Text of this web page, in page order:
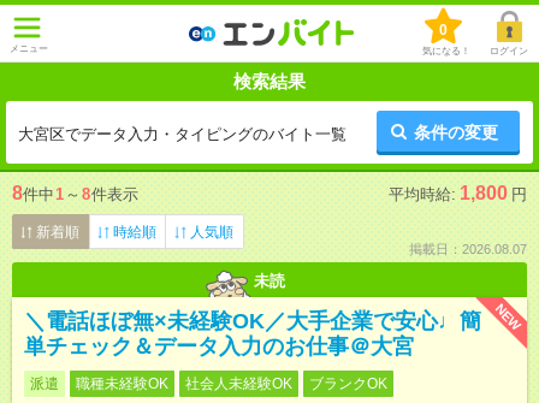
メニュー
0
気になる！ ログイン
検索結果
大宮区でデータ入力・タイピングのバイト一覧 条件の変更
8件中1 ～ 8件表示 平均時給: 1,800 円
新着順 時給順 人気順
掲載日：2026.08.07
未読
NEW
＼電話ほぼ無×未経験OK／大手企業で安心♩簡
単チェック＆データ入力のお仕事＠大宮
派遣 職種未経験OK 社会人未経験OK
ブランクOK